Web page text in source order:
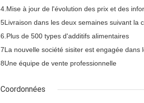
4.Mise à jour de l'évolution des prix et des
5Livraison dans les deux semaines suivant la
6.Plus de 500 types d'additifs alimentaires
7La nouvelle société sisiter est engagée
8Une équipe de vente professionnelle
Coordonnées